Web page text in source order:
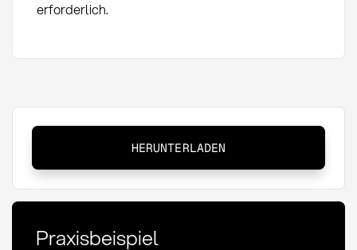
erforderlich.
Definition,
Anwendung
und
Aspekte
HERUNTERLADEN
Praxisbeispiel